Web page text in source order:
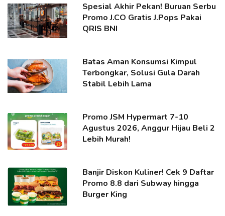
Spesial Akhir Pekan! Buruan Serbu
Promo J.CO Gratis J.Pops Pakai
QRIS BNI
Batas Aman Konsumsi Kimpul
Terbongkar, Solusi Gula Darah
Stabil Lebih Lama
Promo JSM Hypermart 7-10
Agustus 2026, Anggur Hijau Beli 2
Lebih Murah!
Banjir Diskon Kuliner! Cek 9 Daftar
Promo 8.8 dari Subway hingga
Burger King